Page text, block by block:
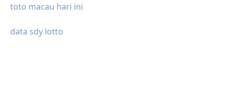
toto macau hari ini
data sdy lotto